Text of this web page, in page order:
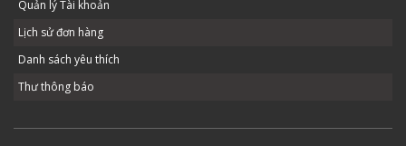
Quản lý Tài khoản
Lịch sử đơn hàng
Danh sách yêu thích
Thư thông báo